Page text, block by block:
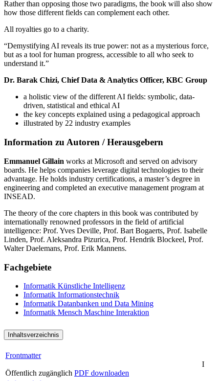
Rather than opposing those two paradigms, the book will also show
how those different fields can complement each other.
All royalties go to a charity.
“Demystifying AI reveals its true power: not as a mysterious force,
but as a tool for human progress, accessible to all who seek to
understand it.”
Dr. Barak Chizi, Chief Data & Analytics Officer, KBC Group
a holistic view of the different AI fields: symbolic, data-
driven, statistical and ethical AI
the key concepts explained using a pedagogical approach
illustrated by 22 industry examples
Information zu Autoren / Herausgebern
Emmanuel Gillain works at Microsoft and served on advisory
boards. He helps companies leverage digital technologies to their
advantage. He holds industry certifications, a master’s degree in
engineering and completed an executive management program at
INSEAD.
The theory of the core chapters in this book was contributed by
internationally renowned professors in the field of artificial
intelligence: Prof. Yves Deville, Prof. Bart Bogaerts, Prof. Isabelle
Linden, Prof. Aleksandra Pizurica, Prof. Hendrik Blockeel, Prof.
Walter Daelemans, Prof. Erik Mannens.
Fachgebiete
Informatik Künstliche Intelligenz
Informatik Informationstechnik
Informatik Datanbanken und Data Mining
Informatik Mensch Maschine Interaktion
Inhaltsverzeichnis
Frontmatter
Öffentlich zugänglich PDF downloaden
I